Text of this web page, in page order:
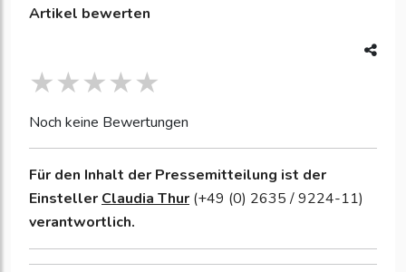
Artikel bewerten
Noch keine Bewertungen
Für den Inhalt der Pressemitteilung ist der
Einsteller Claudia Thur (+49 (0) 2635 / 9224-11)
verantwortlich.